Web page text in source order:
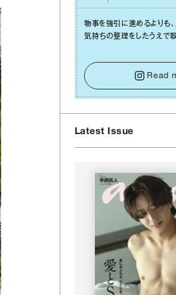
物事を強引に進めるよりも
気持ちの整理をしたうえで
も焦らないで。意思を伝え
⾃⾝や疲れていそうな⼈を
使いましょう。ここでしっか
え、困難を乗り越える⼒に変
Read
Latest Issue